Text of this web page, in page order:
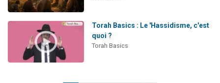
Torah Basics : Le 'Hassidisme, c'est
quoi ?
Torah Basics